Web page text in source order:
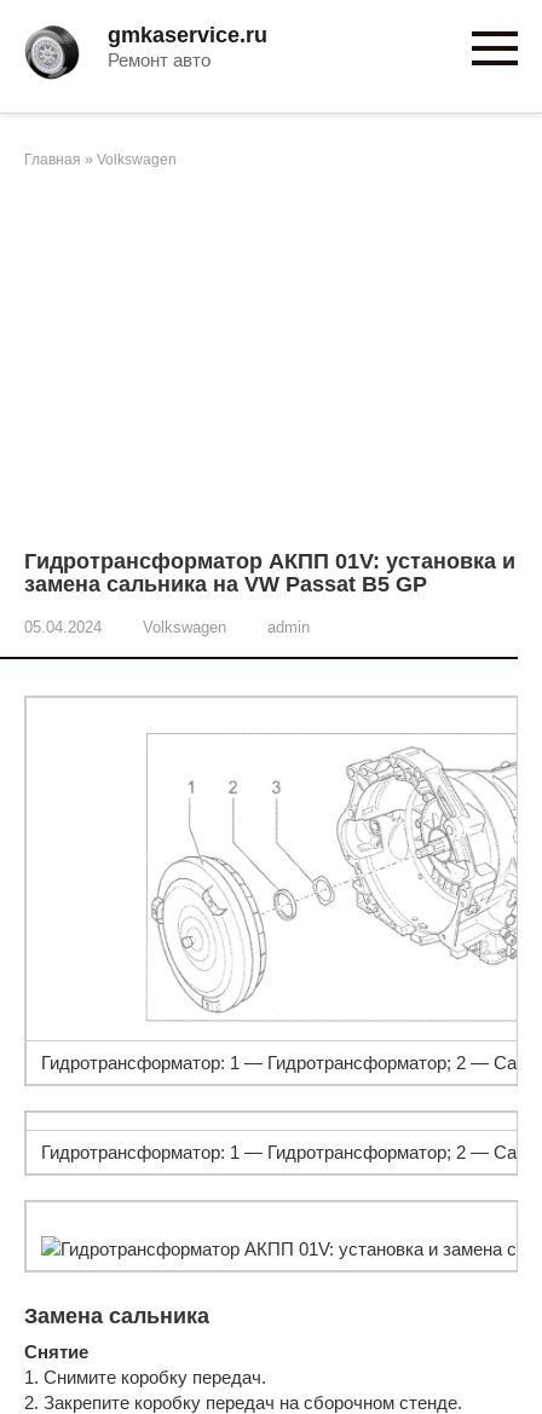
контенту
gmkaservice.ru
Ремонт авто
Главная » Volkswagen
Гидротрансформатор АКПП 01V: установка и
замена сальника на VW Passat B5 GP
05.04.2024 Volkswagen admin
Гидротрансформатор: 1 — Гидротрансформатор; 2 —
Гидротрансформатор: 1 — Гидротрансформатор; 2 —
Замена сальника
Снятие
1. Снимите коробку передач.
2. Закрепите коробку передач на сборочном стенде.